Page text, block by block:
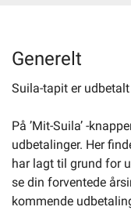
Planportal
Tidsbestilling
Generelt
Suila-tapit er
På ’Mit-Suila’ -
udbetalinger. Her
har lagt til grund for
se din forventede
kommende